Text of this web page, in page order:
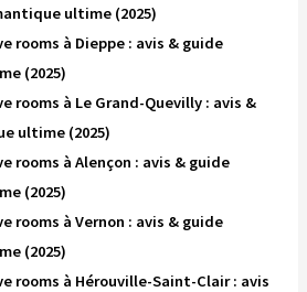
ultime (2025)
rooms à Dieppe : avis & guide
(2025)
rooms à Le Grand-Quevilly : avis &
ultime (2025)
rooms à Alençon : avis & guide
(2025)
rooms à Vernon : avis & guide
(2025)
rooms à Hérouville-Saint-Clair : avis